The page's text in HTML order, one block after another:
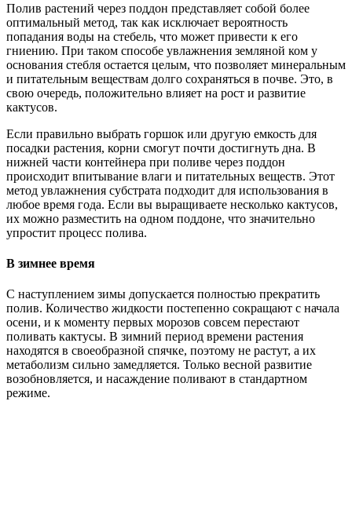
Полив растений через поддон представляет собой более
оптимальный метод, так как исключает вероятность
попадания воды на стебель, что может привести к его
гниению. При таком способе увлажнения земляной ком у
основания стебля остается целым, что позволяет минеральным
и питательным веществам долго сохраняться в почве. Это, в
свою очередь, положительно влияет на рост и развитие
кактусов.
Если правильно выбрать горшок или другую емкость для
посадки растения, корни смогут почти достигнуть дна. В
нижней части контейнера при поливе через поддон
происходит впитывание влаги и питательных веществ. Этот
метод увлажнения субстрата подходит для использования в
любое время года. Если вы выращиваете несколько кактусов,
их можно разместить на одном поддоне, что значительно
упростит процесс полива.
В зимнее время
С наступлением зимы допускается полностью прекратить
полив. Количество жидкости постепенно сокращают с начала
осени, и к моменту первых морозов совсем перестают
поливать кактусы. В зимний период времени растения
находятся в своеобразной спячке, поэтому не растут, а их
метаболизм сильно замедляется. Только весной развитие
возобновляется, и насаждение поливают в стандартном
режиме.